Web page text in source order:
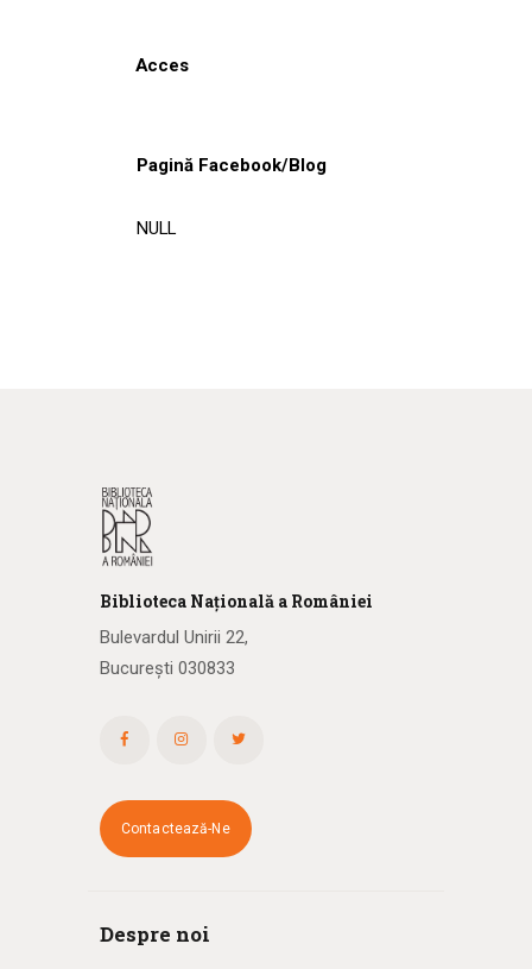
Acces
Pagină Facebook/Blog
NULL
Biblioteca Națională a României
Bulevardul Unirii 22,
București 030833
Contactează-Ne
Despre noi